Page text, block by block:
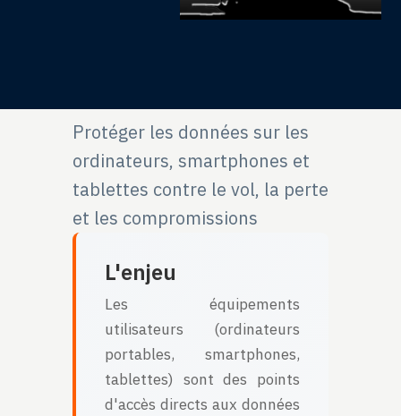
Protéger les données sur les
ordinateurs, smartphones et
tablettes contre le vol, la perte
et les compromissions
L'enjeu
Les équipements
utilisateurs (ordinateurs
portables, smartphones,
tablettes) sont des points
d'accès directs aux données